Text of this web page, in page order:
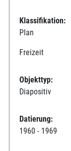
Klassifikation:
Plan
Freizeit
Objekttyp:
Diapositiv
Datierung:
1960 - 1969